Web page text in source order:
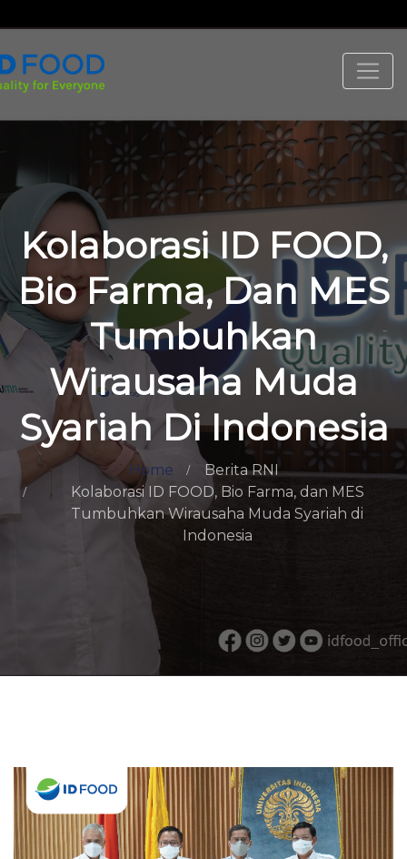
Kolaborasi ID FOOD,
Bio Farma, Dan MES
Tumbuhkan
Wirausaha Muda
Syariah Di Indonesia
Home
Berita RNI
Kolaborasi ID FOOD, Bio Farma, dan MES
Tumbuhkan Wirausaha Muda Syariah di
Indonesia